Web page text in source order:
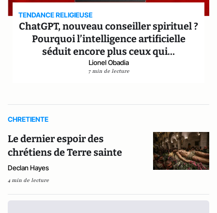
TENDANCE RELIGIEUSE
ChatGPT, nouveau conseiller spirituel ?
Pourquoi l’intelligence artificielle
séduit encore plus ceux qui…
Lionel Obadia
7 min de lecture
CHRETIENTE
Le dernier espoir des
chrétiens de Terre sainte
Declan Hayes
4 min de lecture